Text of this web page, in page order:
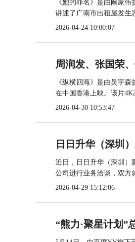
《她的罪名》是由阚家
讲述了广南市出租屋发生
2026-04-24 10:00:07
周润发、张国荣
《纵横四海》是由吴宇
在中国香港上映。该片4K
2026-04-30 10:53:47
日日升华（深圳
近日，日日升华（深圳）
公司进行业务洽谈，双方
2026-04-29 15:12:06
“熊力·聚星计划”